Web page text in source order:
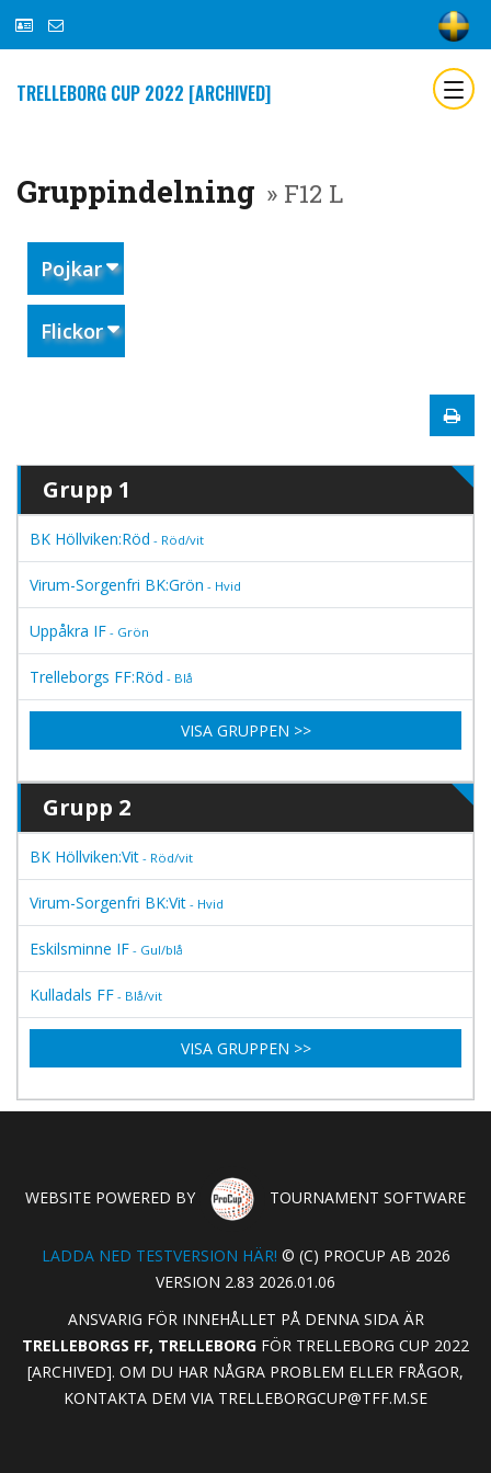
TRELLEBORG CUP 2022 [ARCHIVED]
Gruppindelning » F12 L
Pojkar
Flickor
Grupp 1
BK Höllviken:Röd - Röd/vit
Virum-Sorgenfri BK:Grön - Hvid
Uppåkra IF - Grön
Trelleborgs FF:Röd - Blå
VISA GRUPPEN >>
Grupp 2
BK Höllviken:Vit - Röd/vit
Virum-Sorgenfri BK:Vit - Hvid
Eskilsminne IF - Gul/blå
Kulladals FF - Blå/vit
VISA GRUPPEN >>
WEBSITE POWERED BY TOURNAMENT SOFTWARE
LADDA NED TESTVERSION HÄR! © (C) PROCUP AB 2026
VERSION 2.83 2026.01.06
ANSVARIG FÖR INNEHÅLLET PÅ DENNA SIDA ÄR
TRELLEBORGS FF, TRELLEBORG FÖR TRELLEBORG CUP 2022
[ARCHIVED]. OM DU HAR NÅGRA PROBLEM ELLER FRÅGOR,
KONTAKTA DEM VIA TRELLEBORGCUP@TFF.M.SE